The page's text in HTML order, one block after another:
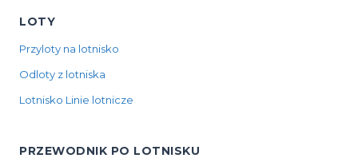
LOTY
Przyloty na lotnisko
Odloty z lotniska
Lotnisko Linie lotnicze
PRZEWODNIK PO LOTNISKU